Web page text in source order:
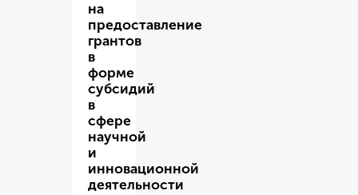
на
предоставление
грантов
в
форме
субсидий
в
сфере
научной
и
инновационной
деятельности